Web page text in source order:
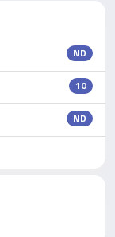
ND
10
ND